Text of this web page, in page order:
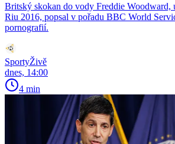
Britský skokan do vody Freddie Woodward,
Riu 2016, popsal v pořadu BBC World
pornografií.
SportyŽivě
dnes, 14:00
4 min